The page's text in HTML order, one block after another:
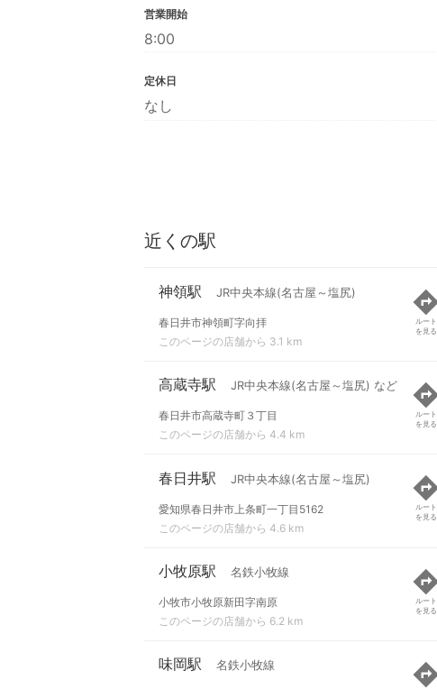
営業開始
8:00
定休日
なし
近くの駅
神領駅 JR中央本線(名古屋～塩尻)
春日井市神領町字向拝
このページの店舗から 3.1 km
ルート
を見る
高蔵寺駅 JR中央本線(名古屋～塩尻) など
春日井市高蔵寺町３丁目
このページの店舗から 4.4 km
ルート
を見る
春日井駅 JR中央本線(名古屋～塩尻)
愛知県春日井市上条町一丁目5162
このページの店舗から 4.6 km
ルート
を見る
小牧原駅 名鉄小牧線
小牧市小牧原新田字南原
このページの店舗から 6.2 km
ルート
を見る
味岡駅 名鉄小牧線